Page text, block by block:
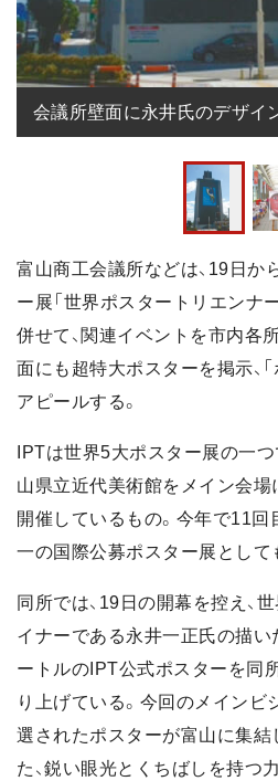
会議所壁面に永井氏のデザイ
富山商工会議所などは、19日か
ー展「世界ポスタートリエンナ
併せて、関連イベントを市内各
面にも超特大ポスターを掲示、「
アピールする。
IPTは世界5大ポスター展の一
山県立近代美術館をメイン会場
開催しているもの。今年で11回
一の国際公募ポスター展として
同所では、19日の開幕を控え、
イナーである永井一正氏の描い
ートルのIPT公式ポスターを同
り上げている。今回のメインビ
選されたポスターが富山に集結
た、鋭い眼光とくちばしを持つ